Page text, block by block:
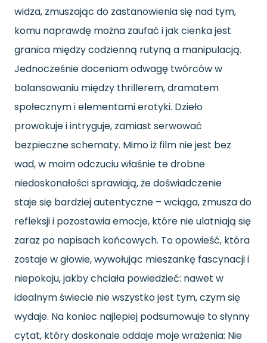
widza, zmuszając do zastanowienia się nad tym,
komu naprawdę można zaufać i jak cienka jest
granica między codzienną rutyną a manipulacją.
Jednocześnie doceniam odwagę twórców w
balansowaniu między thrillerem, dramatem
społecznym i elementami erotyki. Dzieło
prowokuje i intryguje, zamiast serwować
bezpieczne schematy. Mimo iż film nie jest bez
wad, w moim odczuciu właśnie te drobne
niedoskonałości sprawiają, że doświadczenie
staje się bardziej autentyczne – wciąga, zmusza do
refleksji i pozostawia emocje, które nie ulatniają się
zaraz po napisach końcowych. To opowieść, która
zostaje w głowie, wywołując mieszankę fascynacji i
niepokoju, jakby chciała powiedzieć: nawet w
idealnym świecie nie wszystko jest tym, czym się
wydaje. Na koniec najlepiej podsumowuje to słynny
cytat, który doskonale oddaje moje wrażenia: Nie